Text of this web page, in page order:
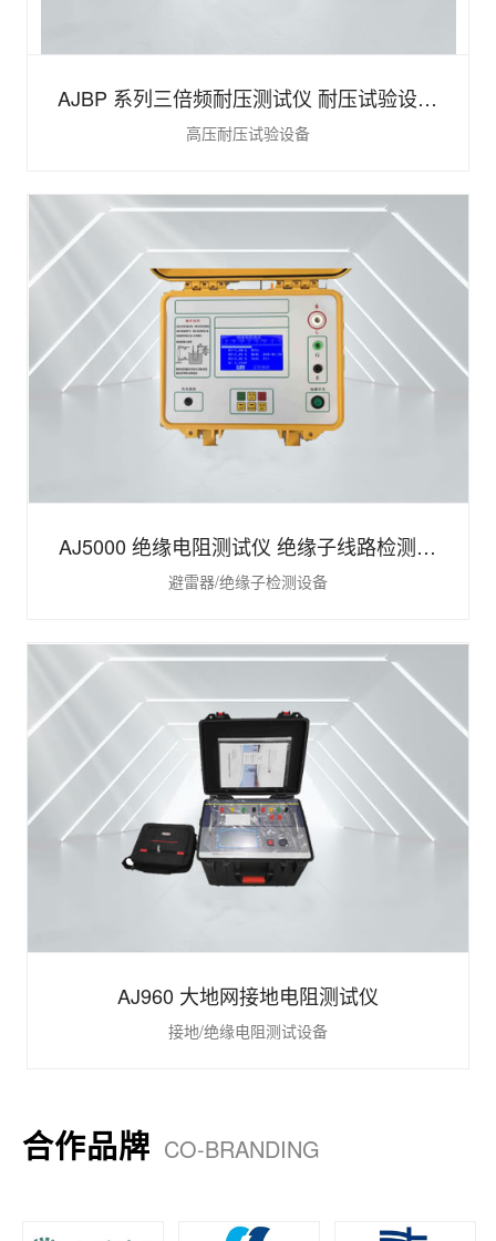
AJBP 系列三倍频耐压测试仪 耐压试验设备
三倍频测试仪
高压耐压试验设备
AJ5000 绝缘电阻测试仪 绝缘子线路检测设
备
避雷器/绝缘子检测设备
AJ960 大地网接地电阻测试仪
接地/绝缘电阻测试设备
合作品牌 CO-BRANDING